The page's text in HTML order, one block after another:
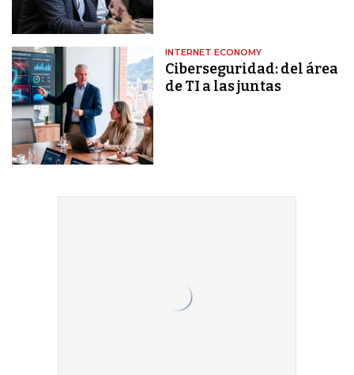
INTERNET ECONOMY
Ciberseguridad: del área
de TI a las juntas